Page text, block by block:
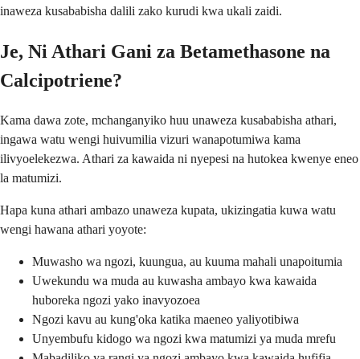
inaweza kusababisha dalili zako kurudi kwa ukali zaidi.
Je, Ni Athari Gani za Betamethasone na
Calcipotriene?
Kama dawa zote, mchanganyiko huu unaweza kusababisha athari,
ingawa watu wengi huivumilia vizuri wanapotumiwa kama
ilivyoelekezwa. Athari za kawaida ni nyepesi na hutokea kwenye eneo
la matumizi.
Hapa kuna athari ambazo unaweza kupata, ukizingatia kuwa watu
wengi hawana athari yoyote:
Muwasho wa ngozi, kuungua, au kuuma mahali unapoitumia
Uwekundu wa muda au kuwasha ambayo kwa kawaida
huboreka ngozi yako inavyozoea
Ngozi kavu au kung'oka katika maeneo yaliyotibiwa
Unyembufu kidogo wa ngozi kwa matumizi ya muda mrefu